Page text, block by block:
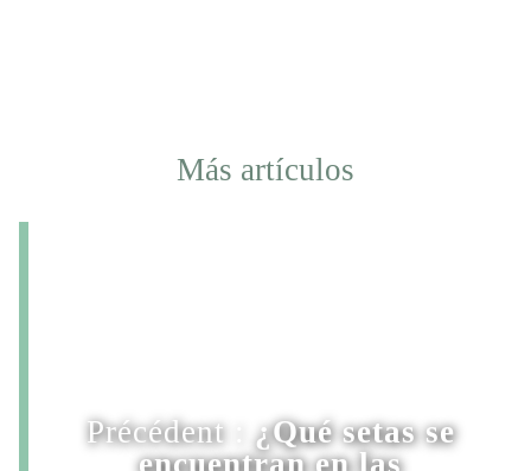
Más artículos
Précédent :¿Qué setas se
encuentran en las